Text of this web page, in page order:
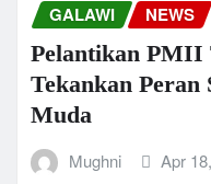
GALAWI NEWS
Pelantikan PMII
Tekankan Peran
Muda
Mughni Apr